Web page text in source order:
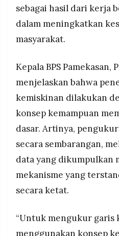
PT.
RESOLUSI
MEDIA
PRAMUDITA
©
Resolusi.co
-
PT.
RESOLUSI
MEDIA
PRAMUDITA
atas 17 persen.
Indeks keparahan
1,17 menjadi 0,24,
(di bawah 10 persen) di
sebagai hasil dari kerja
dalam meningkatkan
masyarakat.
Kepala BPS Pamekasan,
menjelaskan bahwa
kemiskinan dilakukan
konsep kemampuan
dasar. Artinya,
secara sembarangan,
data yang dikumpulkan
mekanisme yang
secara ketat.
“Untuk mengukur garis
menggunakan konsep